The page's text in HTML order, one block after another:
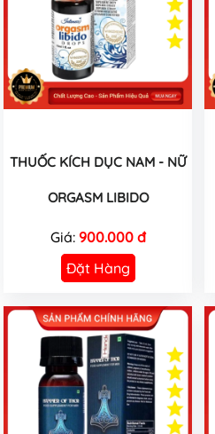
THUỐC KÍCH DỤC NAM - NỮ
ORGASM LIBIDO
Giá: 900.000 đ
Đặt Hàng